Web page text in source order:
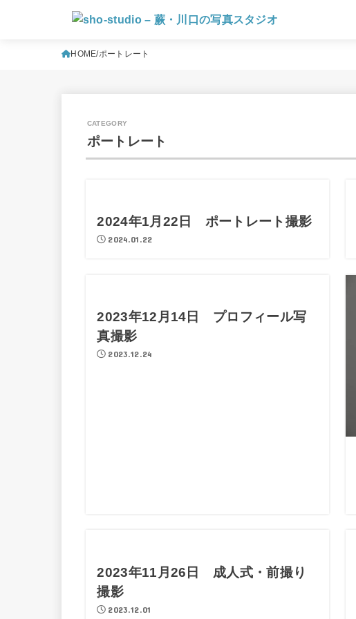
HOME ポートレート
ポートレート
2024年1月22日 ポートレート撮影
2024.01.22
2023年12月14日 プロフィール写
真撮影
2023.12.24
2023年11月26日 成人式・前撮り
撮影
2023.12.01